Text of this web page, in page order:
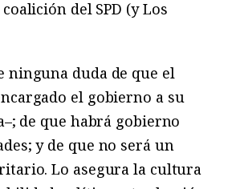
del SPD (y Los
ninguna duda de que el
el gobierno a su
de que habrá gobierno
y de que no será un
Lo asegura la cultura